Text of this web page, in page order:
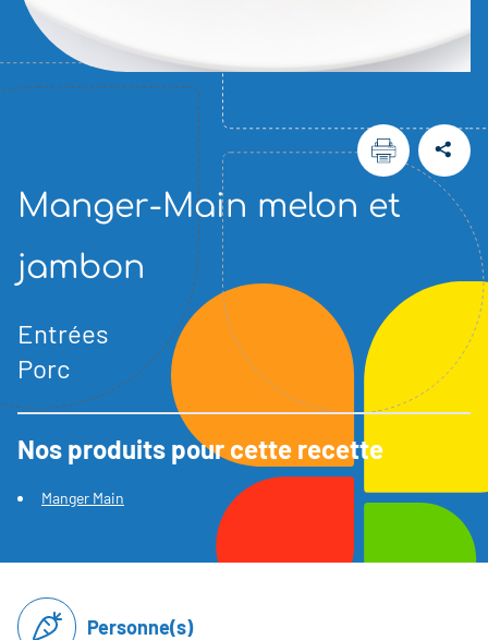
Manger-Main melon et
jambon
Entrées
Porc
Nos produits pour cette recette
Manger Main
Personne(s)